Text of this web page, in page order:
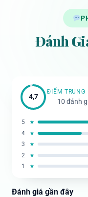
Đánh
4,7
ĐIỂM TRUNG
10 đánh
5 ★
4
★
3
★
2
★
1
★
Đánh giá gần đây